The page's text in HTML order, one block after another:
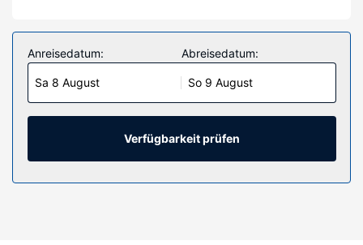
Fühl dich in einem der 50 klimatisierten Zimmer mit
Kühlschrank wie zu Hause. Ein WLAN-Internetzugang
(kostenlos) ist ebenso verfügbar wie Digitalempfang. Zur
Austattung gehören Wasserkocher und kostenlose
Teebeutel/Instantkaffee; die Zimmer werden auf Anfrage
sauber gemacht.
Ausstattung der Anlage
aber auch den schönen Ausblick von folgendem Punkt
Anreisedatum:
Sa 8 August
Abreisedatum:
So 9 August
Verfügbarkeit prüfen